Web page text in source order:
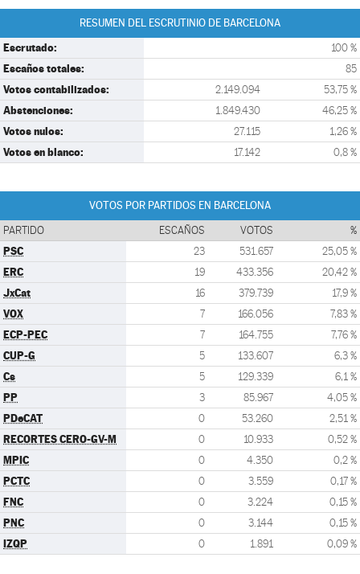
RESUMEN DEL ESCRUTINIO DE BARCELONA
Escrutado: 100 %
Escaños totales: 85
Votos contabilizados: 2.149.094 53,75 %
Abstenciones: 1.849.430 46,25 %
Votos nulos: 27.115 1,26 %
Votos en blanco: 17.142 0,8 %
VOTOS POR PARTIDOS EN BARCELONA
PARTIDO ESCAÑOS VOTOS %
PSC 23 531.657 25,05 %
ERC 19 433.356 20,42 %
JxCat 16 379.739 17,9 %
VOX 7 166.056 7,83 %
ECP-PEC 7 164.755 7,76 %
CUP-G 5 133.607 6,3 %
Cs 5 129.339 6,1 %
PP 3 85.967 4,05 %
PDeCAT 0 53.260 2,51 %
RECORTES CERO-GV-M 0 10.933 0,52 %
MPIC 0 4.350 0,2 %
PCTC 0 3.559 0,17 %
FNC 0 3.224 0,15 %
PNC 0 3.144 0,15 %
IZQP 0 1.891 0,09 %